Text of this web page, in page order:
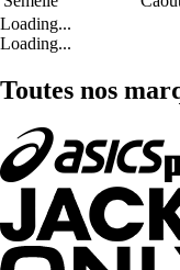
Loading...
Loading...
Toutes nos